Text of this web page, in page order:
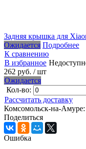
Задняя крышка для
Ожидается Подробнее
К сравнению
В избранное
262 руб. / шт
Ожидается
Кол-во:
Рассчитать доставку
Комсомольск-на-Амуре:
Поделиться
Ошибка